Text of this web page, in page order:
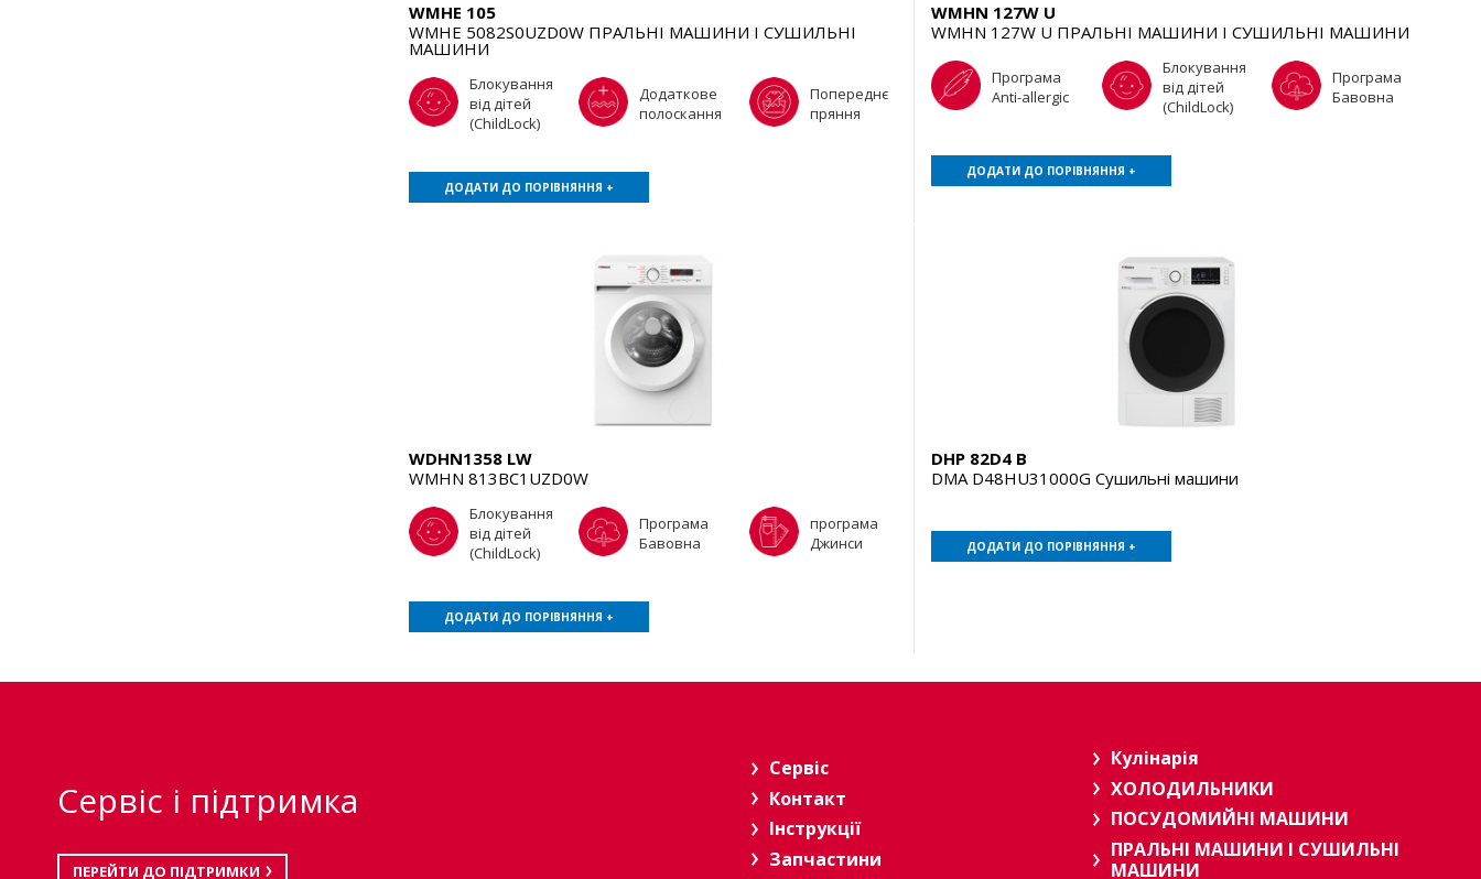
WMHE 105
WMHE 5082S0UZD0W ПРАЛЬНІ МАШИНИ І СУШИЛЬНІ
МАШИНИ
Блокування
від дітей
(ChildLock)
Додаткове
полоскання
Попереднє
пряння
ДОДАТИ ДО ПОРІВНЯННЯ +
WMHN 127W U
WMHN 127W U ПРАЛЬНІ МАШИНИ І СУШИЛЬНІ МАШИНИ
Програма
Anti-allergic
Блокування
від дітей
(ChildLock)
Програма
Бавовна
ДОДАТИ ДО ПОРІВНЯННЯ +
WDHN1358 LW
WMHN 813BC1UZD0W
Блокування
від дітей
(ChildLock)
Програма
Бавовна
програма
Джинси
ДОДАТИ ДО ПОРІВНЯННЯ +
DHP 82D4 B
DMA D48HU31000G Сушильні машини
ДОДАТИ ДО ПОРІВНЯННЯ +
Сервіс і підтримка
ПЕРЕЙТИ ДО ПІДТРИМКИ
Сервіс
Контакт
Інструкції
Запчастини
Кулінарія
ХОЛОДИЛЬНИКИ
ПОСУДОМИЙНІ МАШИНИ
ПРАЛЬНІ МАШИНИ І СУШИЛЬНІ
МАШИНИ